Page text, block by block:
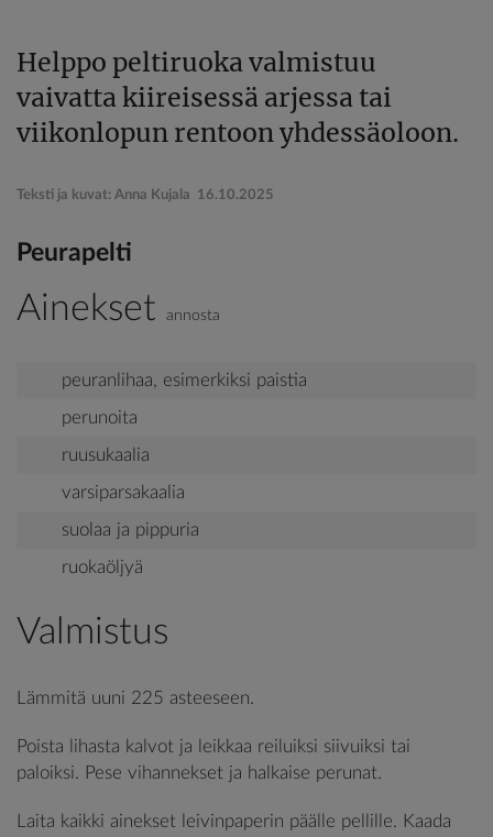
Helppo peltiruoka valmistuu
vaivatta kiireisessä arjessa tai
viikonlopun rentoon yhdessäoloon.
Teksti ja kuvat: Anna Kujala 16.10.2025
Peurapelti
Ainekset annosta
peuranlihaa, esimerkiksi paistia
perunoita
ruusukaalia
varsiparsakaalia
suolaa ja pippuria
ruokaöljyä
Valmistus
Lämmitä uuni 225 asteeseen.
Poista lihasta kalvot ja leikkaa reiluiksi siivuiksi tai
paloiksi. Pese vihannekset ja halkaise perunat.
Laita kaikki ainekset leivinpaperin päälle pellille. Kaada